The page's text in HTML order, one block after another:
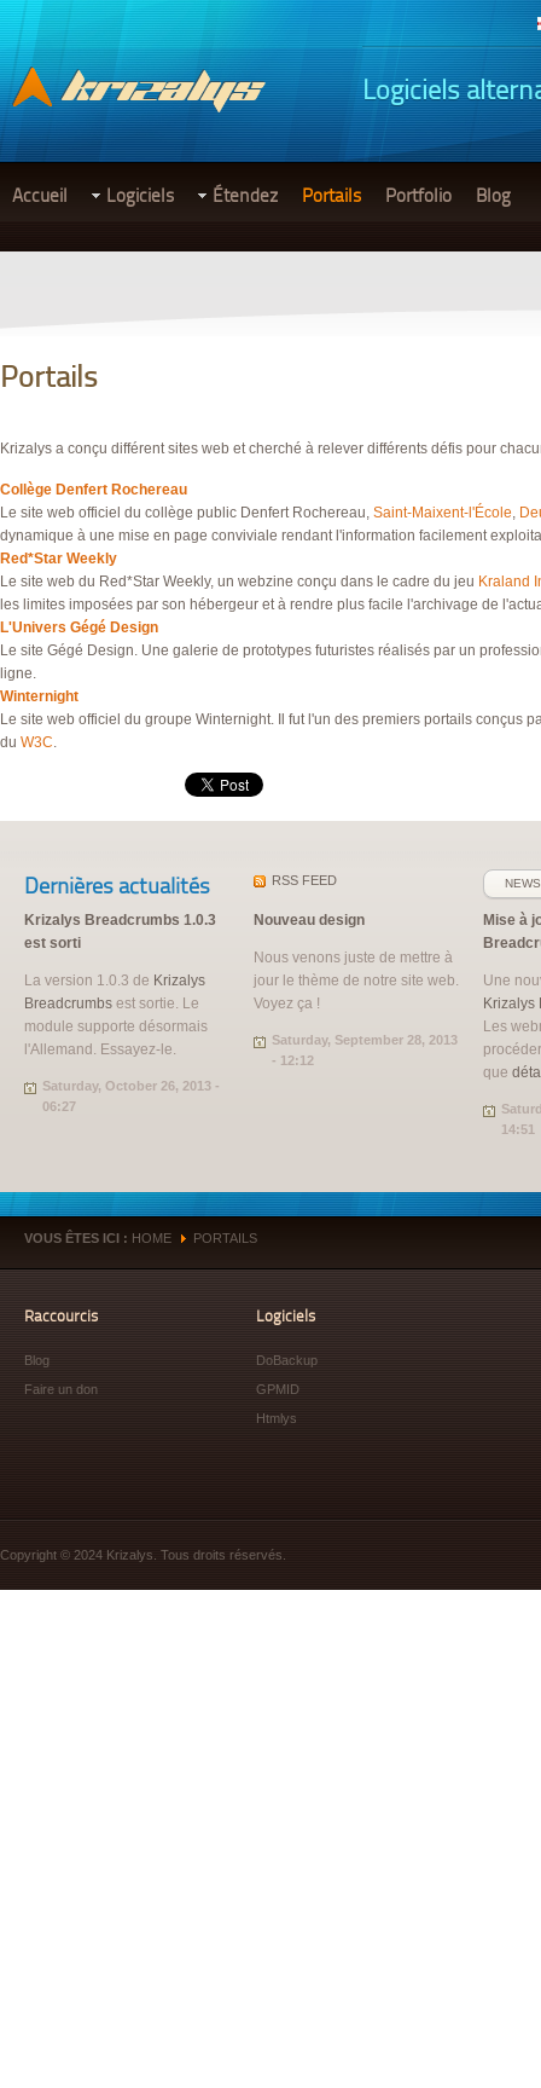
Logiciels
Accueil Logiciels Étendez Portails Portfolio Blog
Portails
Krizalys a conçu différent sites web et cherché à relever différents défis pour
Collège Denfert Rochereau
Le site web officiel du collège public Denfert Rochereau, Saint-Maixent-l'École,
dynamique à une mise en page conviviale rendant l'information facilement
Red*Star Weekly
Le site web du Red*Star Weekly, un webzine conçu dans le cadre du jeu Kraland
les limites imposées par son hébergeur et à rendre plus facile l'archivage de
L'Univers Gégé Design
Le site Gégé Design. Une galerie de prototypes futuristes réalisés par un
ligne.
Winternight
Le site web officiel du groupe Winternight. Il fut l'un des premiers portails
du W3C.
Dernières actualités
Krizalys Breadcrumbs 1.0.3
est sorti
La version 1.0.3 de Krizalys
Breadcrumbs est sortie. Le
module supporte désormais
l'Allemand. Essayez-le.
Saturday, October 26, 2013 -
06:27
Nouveau design
Nous venons juste de mettre à
jour le thème de notre site web.
Voyez ça !
Saturday, September 28, 2013
- 12:12
Mise à
Une
Krizalys
Les
que
14:51
RSS FEED
VOUS ÊTES ICI : HOME » PORTAILS
Raccourcis
Blog
Faire un don
Logiciels
DoBackup
GPMID
Htmlys
Copyright © 2024 Krizalys. Tous droits réservés.